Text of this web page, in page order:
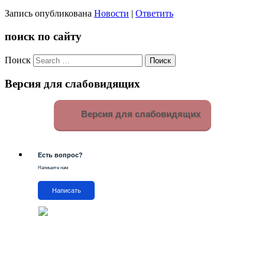
Запись опубликована Новости | Ответить
поиск по сайту
Поиск
Версия для слабовидящих
Версия для слабовидящих
Есть вопрос?
Напишите нам
Написать